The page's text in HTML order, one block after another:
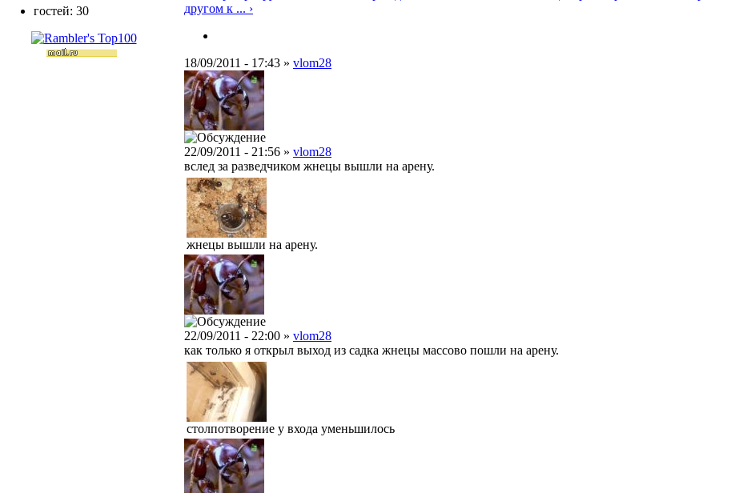
другом к ... ›
18/09/2011 - 17:43 » vlom28
22/09/2011 - 21:56 » vlom28
вслед за разведчиком жнецы вышли на арену.
жнецы вышли на арену.
22/09/2011 - 22:00 » vlom28
как только я открыл выход из садка жнецы массово пошли на арену.
столпотворение у входа уменьшилось
гостей: 30